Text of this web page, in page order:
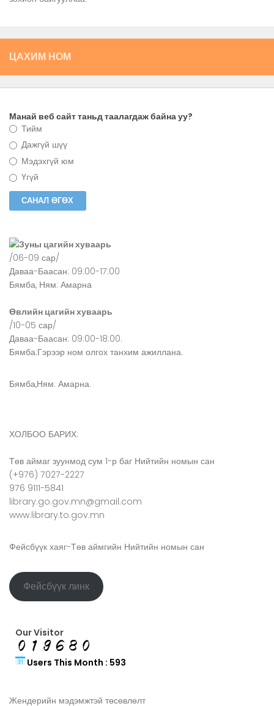
ЦАХИМ НОМ
Манай веб сайт таньд таалагдаж байна уу?
Тийм
Дажгүй шүү
Мэдэхгүй юм
Үгүй
Зуны цагийн хуваарь
/06-09 сар/
Даваа-Баасан: 09:00-17:00
Бямба, Ням: Амарна
Өвлийн цагийн хуваарь
/10-05 сар/
Даваа-Баасан: 09:00-18:00.
Бямба:Гэрээр ном олгох танхим ажиллана.
Бямба,Ням: Амарна.
ХОЛБОО БАРИХ:
Төв аймаг зуунмод сум 1-р баг Нийтийн номын сан
(+976) 7027-2227
976 9111-5841
library.go.gov.mn@gmail.com
www.library.to.gov.mn
Фейсбүүк хаяг-Төв аймгийн Нийтийн номын сан
Фейсбүүк линк
Our Visitor
Users This Month : 593
Жендерийн мэдэмжтэй төсөвлөлт